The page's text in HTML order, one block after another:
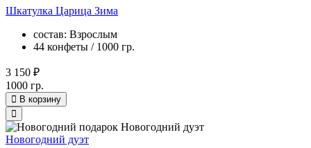
Шкатулка Царица Зима
состав: Взрослым
44 конфеты / 1000 гр.
3 150 ₽
1000 гр.
В корзину
Новогодний дуэт